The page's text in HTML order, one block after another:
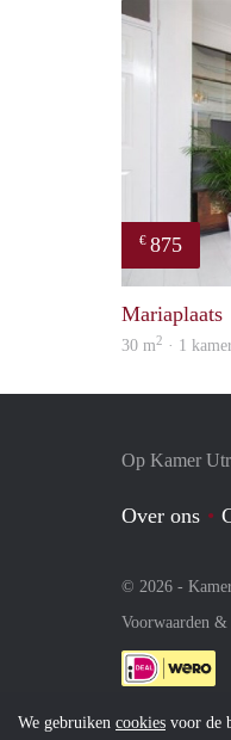
€ 875
Mariaplaats
30 m2 · 1
Op Kamer
Over ons
© 2026 -
Voorwaarden
We gebruiken cookies voor de